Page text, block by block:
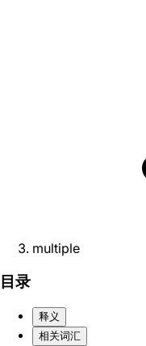
multiple
目录
释义
相关词汇